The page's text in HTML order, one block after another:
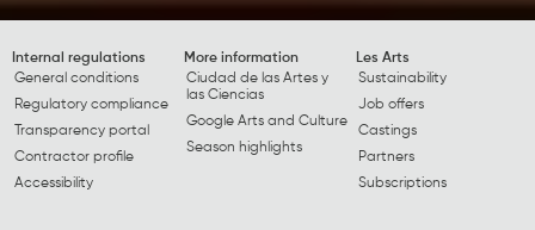
Internal regulations
General conditions
Regulatory compliance
Transparency portal
Contractor profile
Accessibility
More information
Ciudad de las Artes y
las Ciencias
Google Arts and Culture
Season highlights
Les Arts
Sustainability
Job offers
Castings
Partners
Subscriptions